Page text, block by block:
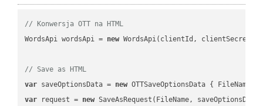
// Konwersja OTT na HTML
WordsApi wordsApi = new WordsApi(clientId, clientSecret);
// Save as HTML
var saveOptionsData = new OTTSaveOptionsData { FileName =
var request = new SaveAsRequest(FileName,